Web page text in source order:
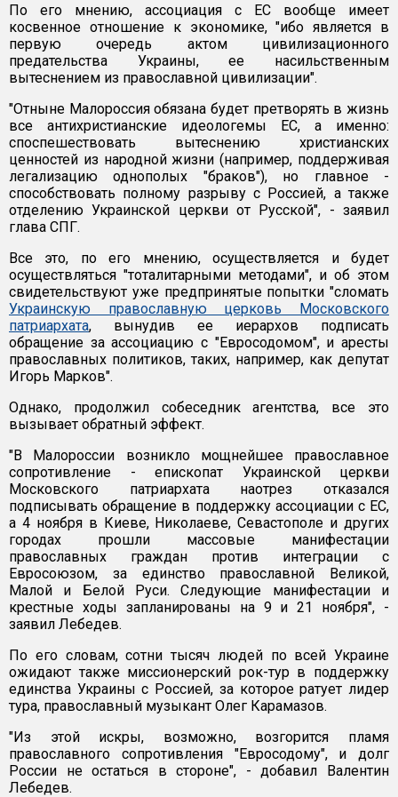
По его мнению, ассоциация с ЕС вообще имеет
косвенное отношение к экономике, "ибо является в
первую очередь актом цивилизационного
предательства Украины, ее насильственным
вытеснением из православной цивилизации".
"Отныне Малороссия обязана будет претворять в жизнь
все антихристианские идеологемы ЕС, а именно:
споспешествовать вытеснению христианских
ценностей из народной жизни (например, поддерживая
легализацию однополых "браков"), но главное -
способствовать полному разрыву с Россией, а также
отделению Украинской церкви от Русской", - заявил
глава СПГ.
Все это, по его мнению, осуществляется и будет
осуществляться "тоталитарными методами", и об этом
свидетельствуют уже предпринятые попытки "сломать
Украинскую православную церковь Московского
патриархата, вынудив ее иерархов подписать
обращение за ассоциацию с "Евросодомом", и аресты
православных политиков, таких, например, как депутат
Игорь Марков".
Однако, продолжил собеседник агентства, все это
вызывает обратный эффект.
"В Малороссии возникло мощнейшее православное
сопротивление - епископат Украинской церкви
Московского патриархата наотрез отказался
подписывать обращение в поддержку ассоциации с ЕС,
а 4 ноября в Киеве, Николаеве, Севастополе и других
городах прошли массовые манифестации
православных граждан против интеграции с
Евросоюзом, за единство православной Великой,
Малой и Белой Руси. Следующие манифестации и
крестные ходы запланированы на 9 и 21 ноября", -
заявил Лебедев.
По его словам, сотни тысяч людей по всей Украине
ожидают также миссионерский рок-тур в поддержку
единства Украины с Россией, за которое ратует лидер
тура, православный музыкант Олег Карамазов.
"Из этой искры, возможно, возгорится пламя
православного сопротивления "Евросодому", и долг
России не остаться в стороне", - добавил Валентин
Лебедев.